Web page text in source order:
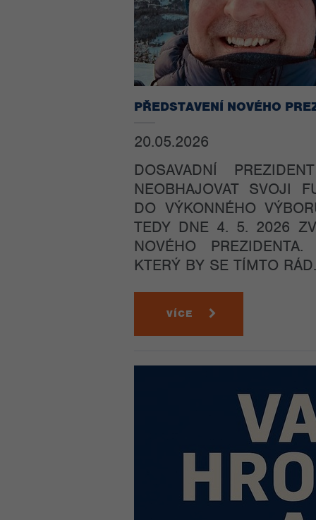
PŘEDSTAVENÍ NOVÉHO
20.05.2026
DOSAVADNÍ
NEOBHAJOVAT SVOJI
DO VÝKONNÉHO
TEDY DNE 4. 5. 2026
NOVÉHO
KTERÝ BY SE TÍMTO
VÍCE